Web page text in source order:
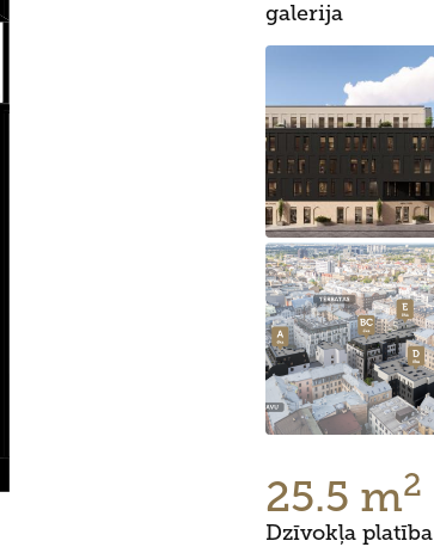
galerija
25.5 m2
Dzīvokļa platība